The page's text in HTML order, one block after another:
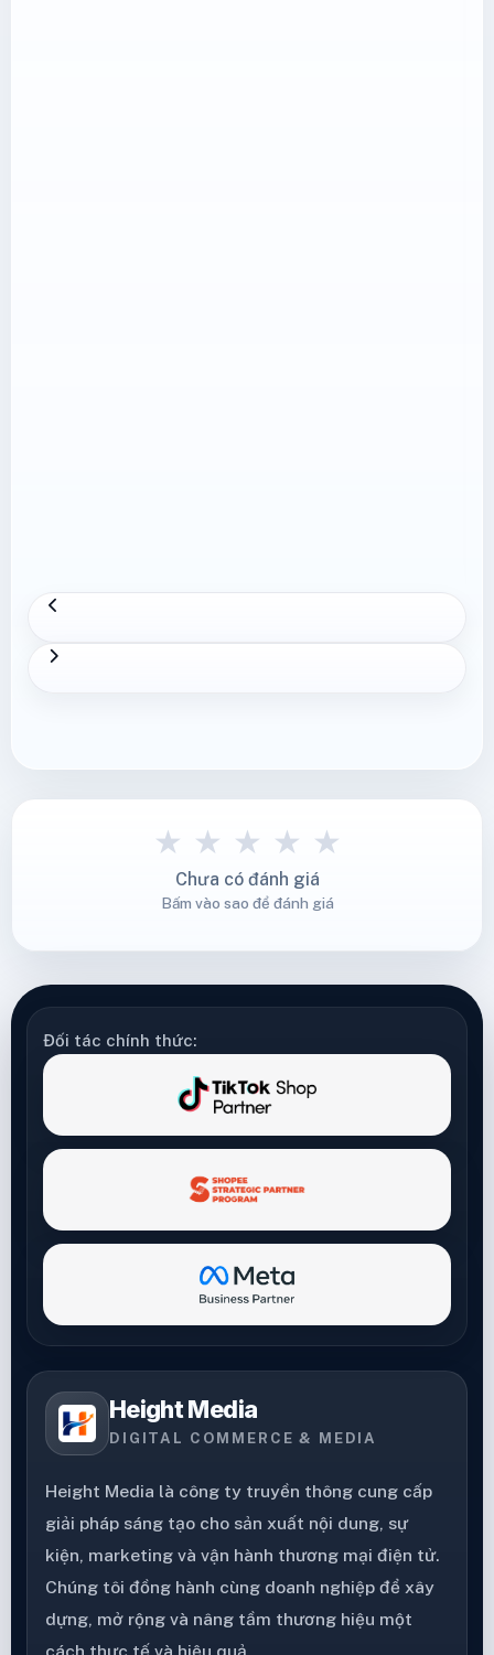
★ ★ ★ ★ ★
Chưa có đánh giá
Bấm vào sao để đánh giá
Đối tác chính thức:
Height Media
DIGITAL COMMERCE & MEDIA
Height Media là công ty truyền thông cung cấp
giải pháp sáng tạo cho sản xuất nội dung, sự
kiện, marketing và vận hành thương mại điện tử.
Chúng tôi đồng hành cùng doanh nghiệp để xây
dựng, mở rộng và nâng tầm thương hiệu một